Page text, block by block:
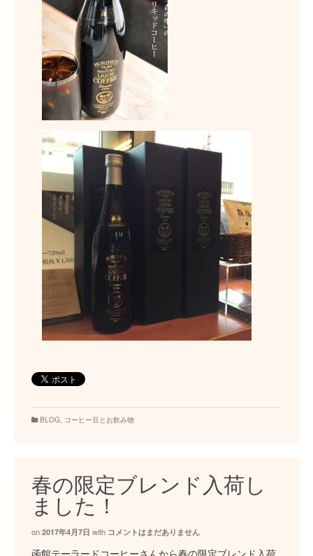
BLOG, コーヒー豆とお飲み物
春の限定ブレンド入荷し
ました！
on 2017年4月7日 with コメントはまだありません
函館テーラードコーヒーさんから春の限定ブレンド入荷